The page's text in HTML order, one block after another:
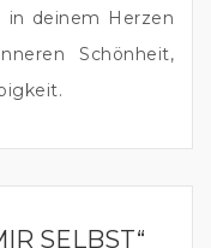
in deinem Herzen
Schönheit,
SELBST“